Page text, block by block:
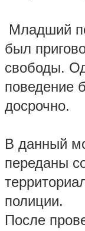
Младший
был
свободы.
поведение
досрочно.
В данный
переданы
полиции.
После